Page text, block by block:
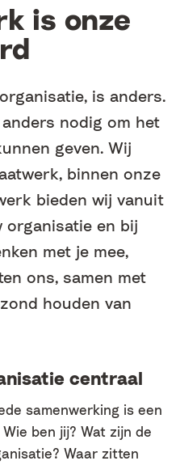
is onze
is anders.
nodig om het
geven. Wij
binnen onze
bieden wij vanuit
organisatie en bij
met je mee,
ons, samen met
houden van
centraal
samenwerking is een
ben jij? Wat zijn de
Waar zitten